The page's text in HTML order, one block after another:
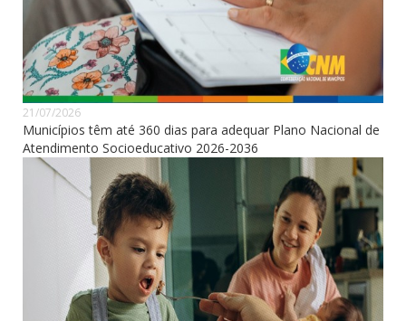
21/07/2026
Municípios têm até 360 dias para adequar Plano Nacional de
Atendimento Socioeducativo 2026-2036